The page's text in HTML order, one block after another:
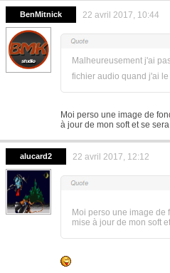
BenMitnick 22 avril 2017, 10:44
Malheureusement j'ai
fichier audio quand j'ai
Moi perso une image de
à jour de mon soft et se
alucard2 22 avril 2017, 12:12
Moi perso une image de
mise à jour de mon soft